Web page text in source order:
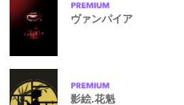
ヴァンパイア
影絵.花魁